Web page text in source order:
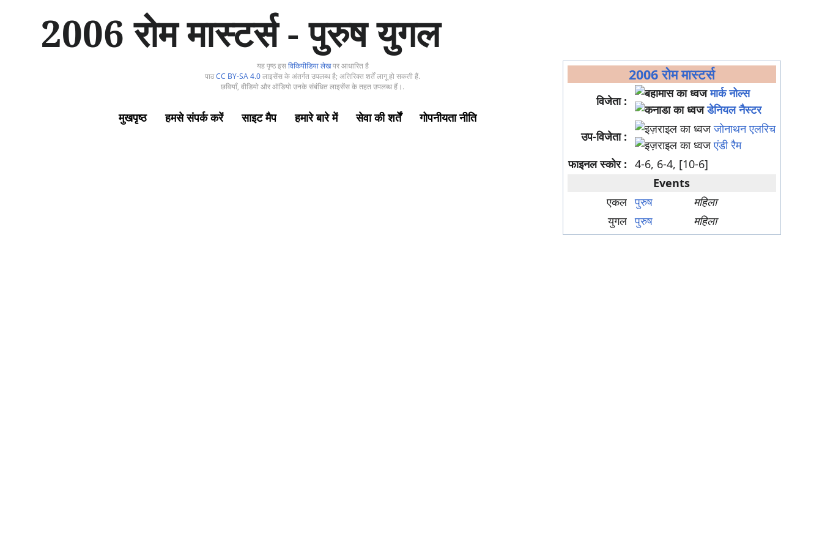
म
ग्री
प
2006 रोम मास्टर्स - पुरुष युगल
2006 रोम मास्टर्स
विजेता :
मार्क नोल्स
डेनियल नैस्टर
उप-विजेता :
जोनाथन एलरिच
एंडी रैम
फाइनल स्कोर : 4-6, 6-4, [10-6]
Events
एकल पुरुष
महिला
युगल पुरुष महिला
यह पृष्ठ इसविकिपीडिया लेखपर आधारित है
पाठCC BY-SA 4.0लाइसेंस के अंतर्गत उपलब्ध है; अतिरिक्त शर्तें लागू हो सकती हैं.
छवियाँ, वीडियो और ऑडियो उनके संबंधित लाइसेंस के तहत उपलब्ध हैं।.
मुखपृष्ठ हमसे संपर्क करें साइट मैप हमारे बारे में सेवा की शर्तें गोपनीयता नीति